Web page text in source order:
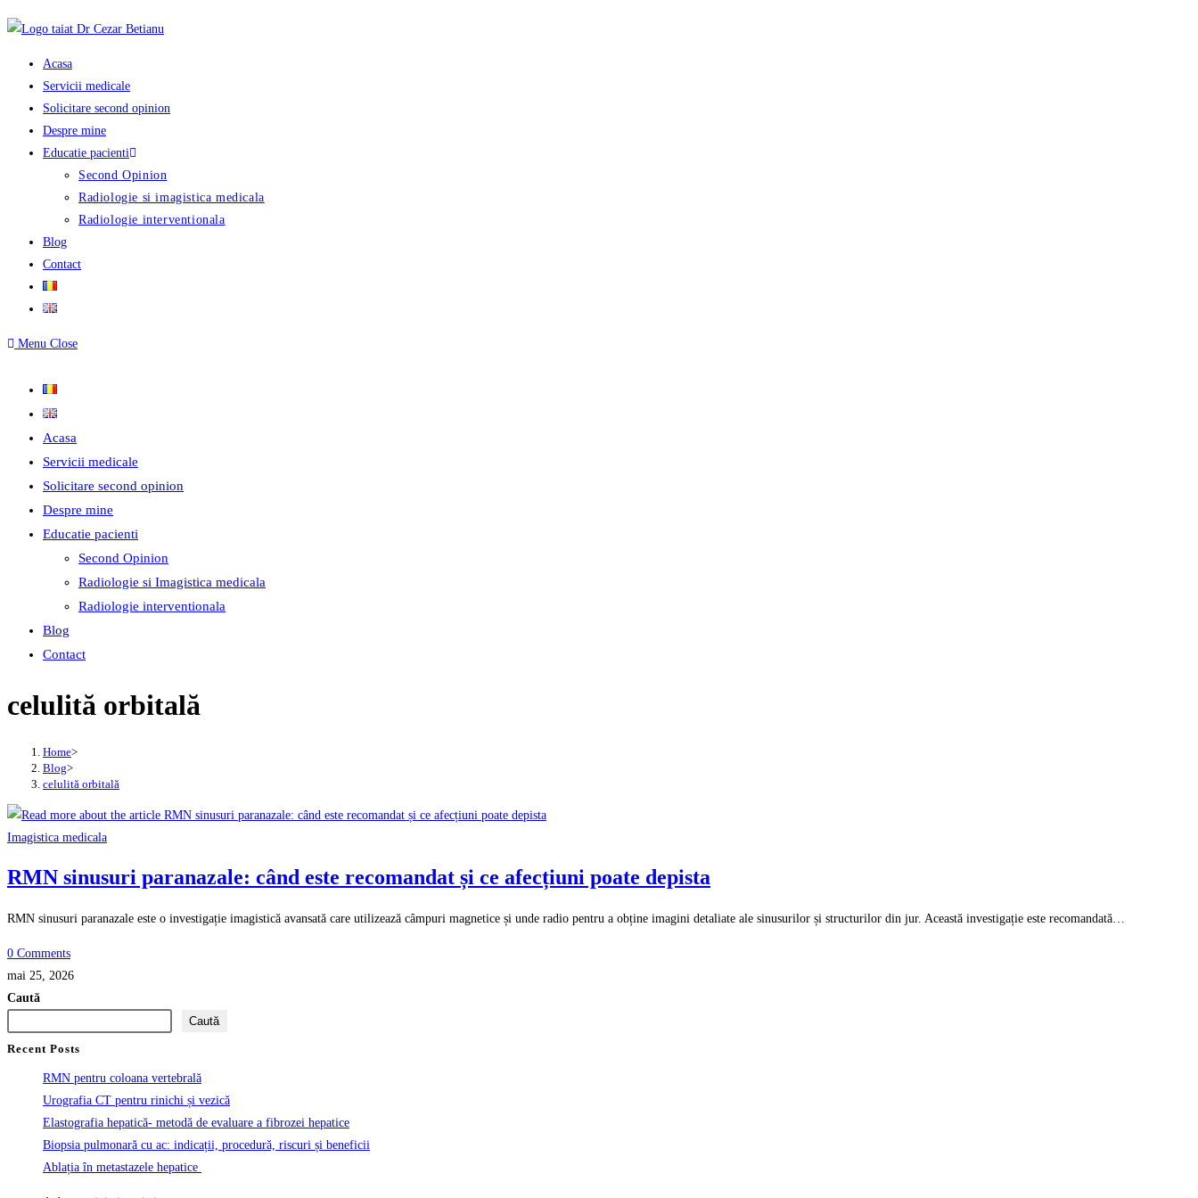
Skip
content Acasa
Servicii medicale
Solicitare second opinion
Despre mine
Educatie pacienti
Second Opinion
Radiologie si imagistica medicala
Radiologie interventionala
Blog
Contact
Menu Close
Acasa
Servicii medicale
Solicitare second opinion
Despre mine
Educatie pacienti
Second Opinion
Radiologie si Imagistica medicala
Radiologie interventionala
Blog
Contact
celulită orbitală
Home>
Blog>
celulită orbitală
Imagistica medicala
RMN sinusuri paranazale: când este recomandat și ce afecțiuni poate depista
RMN sinusuri paranazale este o investigație imagistică avansată care utilizează câmpuri magnetice și unde radio pentru a obține imagini detaliate ale sinusurilor și structurilor din jur. Această investigație este recomandată…
0 Comments
mai 25, 2026
Caută
Caută
Recent Posts
RMN pentru coloana vertebrală
Urografia CT pentru rinichi și vezică
Elastografia hepatică- metodă de evaluare a fibrozei hepatice
Biopsia pulmonară cu ac: indicații, procedură, riscuri și beneficii
Ablația în metastazele hepatice